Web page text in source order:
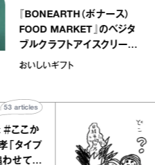
『BONEARTH（ボ
FOOD MARKET』
ブルクラフトアイス
｜真野知子の「おい
おいしいギフト
「日
さん